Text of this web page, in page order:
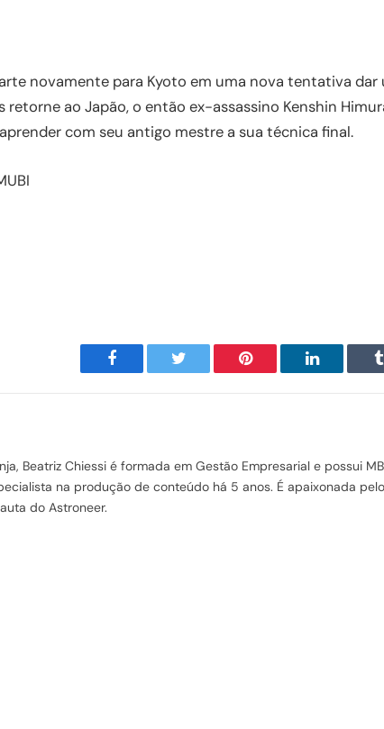
novamente para Kyoto em uma nova tentativa dar
retorne ao Japão, o então ex-assassino Kenshin
com seu antigo mestre a sua técnica final.
Facebook Twitter Pinterest LinkedIn
Beatriz Chiessi é formada em Gestão Empresarial e possui
na produção de conteúdo há 5 anos. É apaixonada
do Astroneer.